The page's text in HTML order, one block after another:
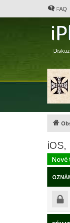
FAQ
iOS,
Nové